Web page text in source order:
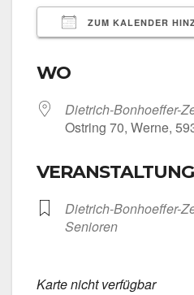
ZUM KALENDER
WO
Dietrich-Bonhoeffer-
Ost­ring 70, Wer­ne,
Dietrich-Bonhoeffer-
Senio­ren
Kar­te nicht ver­füg­bar